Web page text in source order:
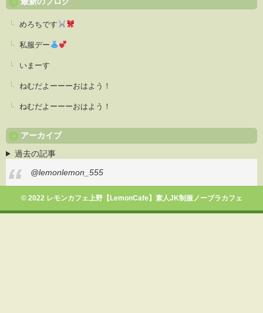
めろちです
私服デー
いまーす
ねむだよーーーおはよう！
ねむだよーーーおはよう！
アーカイブ
過去の記事
@lemonlemon_555
© 2022 レモンカフェ上野【LemonCafe】素人JK制服ノーブラカフェ